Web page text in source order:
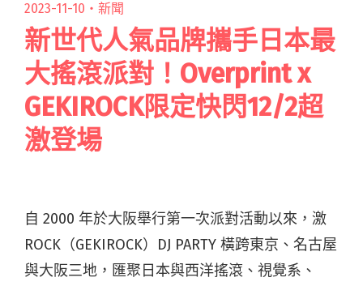
2023-11-10・ 新聞
新世代人氣品牌攜手日本最
大搖滾派對！Overprint x
GEKIROCK限定快閃12/2超
激登場
自 2000 年於大阪舉行第一次派對活動以來，激
ROCK（GEKIROCK）DJ PARTY 橫跨東京、名古屋
與大阪三地，匯聚日本與西洋搖滾、視覺系、